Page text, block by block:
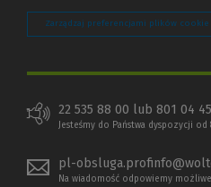
Zarządzaj preferencjami plików cookie
22 535 88 00 lub 801 04
Jesteśmy do Państwa dyspozycji
pl-
Na wiadomość odpowiemy